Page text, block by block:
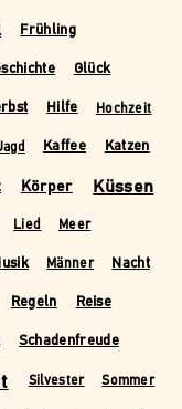
Frühling
Glück
Hilfe Hochzeit
Kaffee Katzen
Körper Küssen
Lied Meer
Männer Nacht
Regeln Reise
Schadenfreude
Silvester Sommer